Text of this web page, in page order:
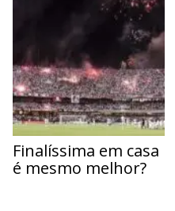
Finalíssima em casa
é mesmo melhor?